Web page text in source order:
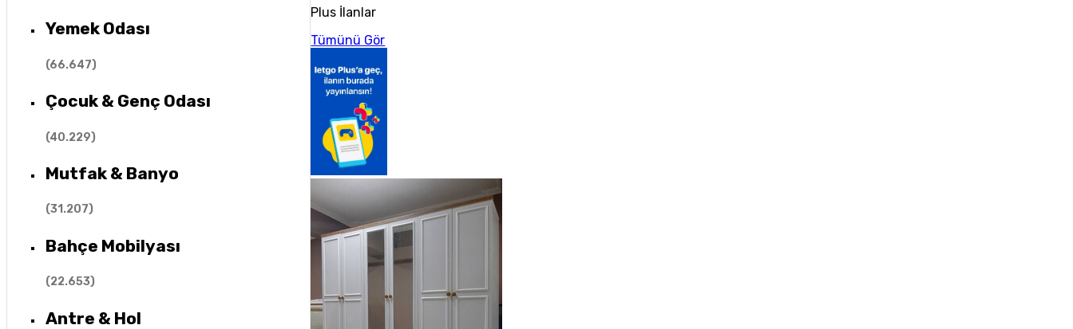
Yemek Odası
(66.647)
Çocuk & Genç Odası
(40.229)
Mutfak & Banyo
(31.207)
Bahçe Mobilyası
(22.653)
Antre & Hol
Plus İlanlar
Tümünü Gör